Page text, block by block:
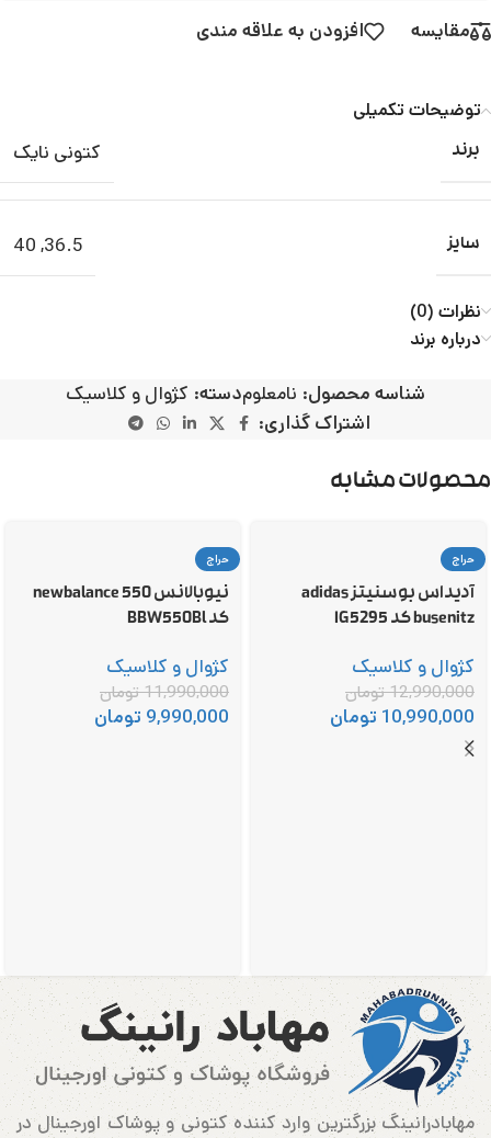
مقایسه افزودن به علاقه مندی
توضیحات تکمیلی
برند کتونی نایک
سایز 36.5
,
40
نظرات (0)
درباره برند
شناسه محصول: نامعلومدسته: کژوال و کلاسیک
اشتراک گذاری:
محصولات مشابه
حراج
آدیداس بوسنیتز adidas
busenitz کد IG5295
کژوال و کلاسیک
12,990,000تومان
10,990,000 تومان
حراج
نیوبالانس 550 newbalance
کد BBW550Bl
کژوال و کلاسیک
11,990,000تومان
9,990,000 تومان
مهابادرانینگ بزرگترین وارد کننده کتونی و پوشاک اورجینال در